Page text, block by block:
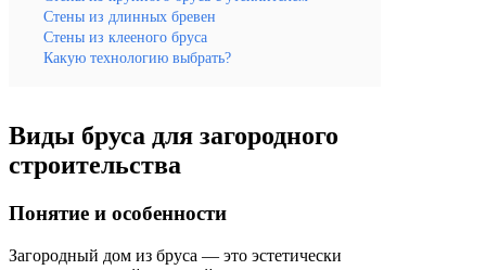
Стены из длинных бревен
Стены из клееного бруса
Какую технологию выбрать?
Виды бруса для загородного
строительства
Понятие и особенности
Загородный дом из бруса — это эстетически